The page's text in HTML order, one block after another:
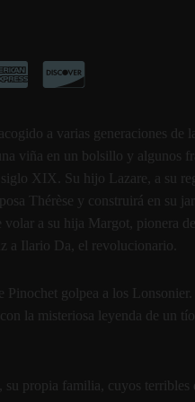
a varias generaciones de
viña en un bolsillo y algunos
XIX. Su hijo Lazare, a su
Thérèse y construirá en su
volar a su hija Margot, pionera
a Ilario Da, el revolucionario.
Pinochet golpea a los
la misteriosa leyenda de un
propia familia, cuyos terribles